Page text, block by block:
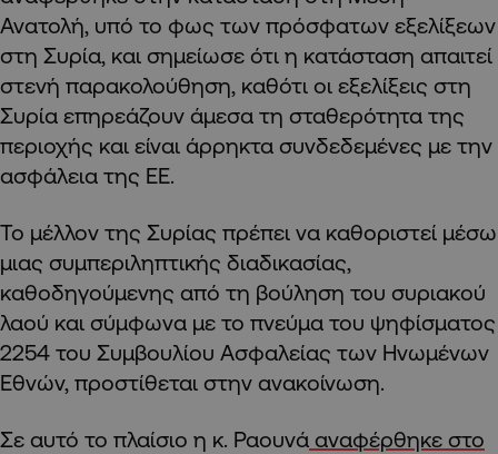
Ανατολή, υπό το φως των πρόσφατων εξελίξεων
στη Συρία, και σημείωσε ότι η κατάσταση απαιτεί
στενή παρακολούθηση, καθότι οι εξελίξεις στη
Συρία επηρεάζουν άμεσα τη σταθερότητα της
περιοχής και είναι άρρηκτα συνδεδεμένες με την
ασφάλεια της ΕΕ.
Το μέλλον της Συρίας πρέπει να καθοριστεί μέσω
μιας συμπεριληπτικής διαδικασίας,
καθοδηγούμενης από τη βούληση του συριακού
λαού και σύμφωνα με το πνεύμα του ψηφίσματος
2254 του Συμβουλίου Ασφαλείας των Ηνωμένων
Εθνών, προστίθεται στην ανακοίνωση.
Σε αυτό το πλαίσιο η κ. Ραουνά αναφέρθηκε στο